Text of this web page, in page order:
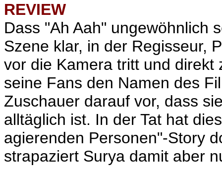
REVIEW
Dass "Ah Aah" ungewöhnlich
Szene klar, in der Regisseur,
vor die Kamera tritt und
seine Fans den Namen des
Zuschauer darauf vor, dass
alltäglich ist. In der Tat hat
agierenden Personen"-Story
strapaziert Surya damit aber